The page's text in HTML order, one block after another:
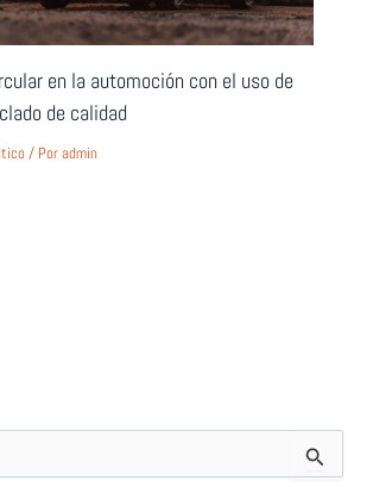
en la automoción con el uso de
de calidad
/ Poradmin